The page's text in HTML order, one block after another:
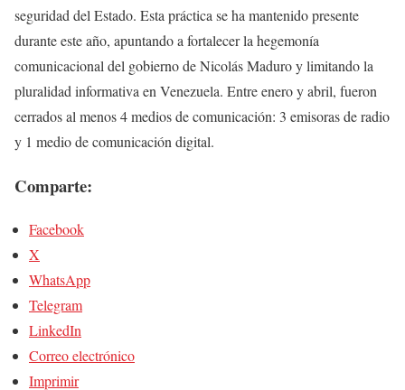
seguridad del Estado. Esta práctica se ha mantenido presente
durante este año, apuntando a fortalecer la hegemonía
comunicacional del gobierno de Nicolás Maduro y limitando la
pluralidad informativa en Venezuela. Entre enero y abril, fueron
cerrados al menos 4 medios de comunicación: 3 emisoras de radio
y 1 medio de comunicación digital.
Comparte:
Facebook
X
WhatsApp
Telegram
LinkedIn
Correo electrónico
Imprimir